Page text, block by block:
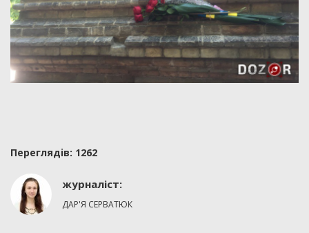
Переглядiв: 1262
журналіст:
ДАР'Я СЕРВАТЮК